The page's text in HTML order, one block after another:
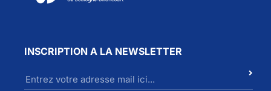
INSCRIPTION A LA NEWSLETTER